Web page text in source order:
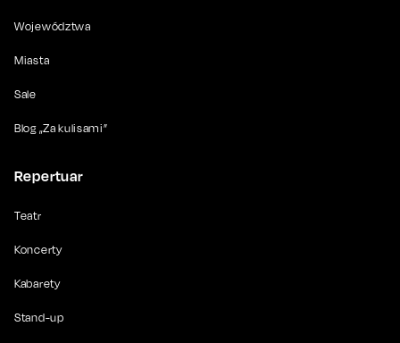
Województwa
Miasta
Sale
Blog „Za kulisami”
Repertuar
Teatr
Koncerty
Kabarety
Stand-up